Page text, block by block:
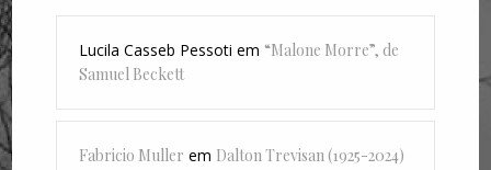
Lucila Casseb Pessoti em “Malone Morre”, de
Samuel Beckett
Fabricio Muller em Dalton Trevisan (1925-2024)